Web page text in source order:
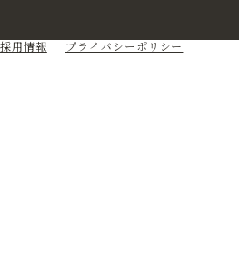
採用情報 プライバシーポリシー